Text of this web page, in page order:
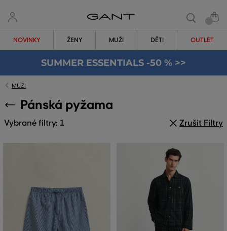
NOVINKY ŽENY MUŽI DĚTI OUTLET
SUMMER ESSENTIALS -50 % >>
MUŽI
Pánská pyžama
Vybrané filtry: 1 Zrušit Filtry